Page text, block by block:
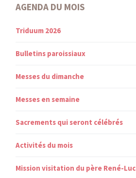
AGENDA DU MOIS
Triduum 2026
Bulletins paroissiaux
Messes du dimanche
Messes en semaine
Sacrements qui seront célébrés
Activités du mois
Mission visitation du père René-Luc